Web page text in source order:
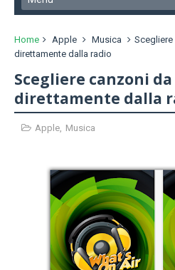
Home Apple Musica
direttamente dalla radio
Scegliere canzoni
direttamente dalla
Apple, Musica